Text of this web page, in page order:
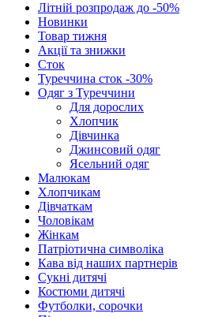
Літній розпродаж до -50%
Новинки
Товар тижня
Акції та знижки
Сток
Туреччина сток -30%
Одяг з Туреччини
Для дорослих
Хлопчик
Дівчинка
Джинсовий одяг
Ясельний одяг
Малюкам
Хлопчикам
Дівчаткам
Чоловікам
Жінкам
Патріотична символіка
Кава від наших партнерів
Сукні дитячі
Костюми дитячі
Футболки, сорочки